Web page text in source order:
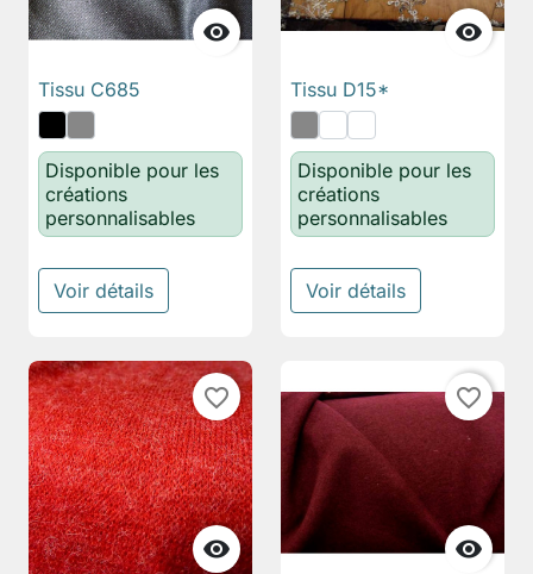

Tissu C685
Disponible pour les
créations
personnalisables
Voir détails

Tissu D15*
Disponible pour les
créations
personnalisables
Voir détails

favorite_border

favorite_border